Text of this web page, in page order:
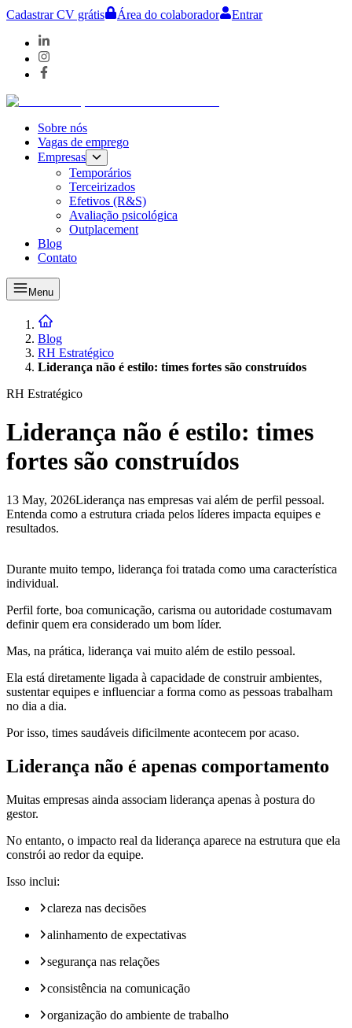
Cadastrar CV grátis Área do colaborador Entrar
Sobre nós
Vagas de emprego
Empresas
Temporários
Terceirizados
Efetivos (R&S)
Avaliação psicológica
Outplacement
Blog
Contato
Menu
Blog
RH Estratégico
Liderança não é estilo: times fortes são construídos
RH Estratégico
Liderança não é estilo: times
fortes são construídos
13 May, 2026Liderança nas empresas vai além de perfil pessoal.
Entenda como a estrutura criada pelos líderes impacta equipes e
resultados.
Durante muito tempo, liderança foi tratada como uma característica
individual.
Perfil forte, boa comunicação, carisma ou autoridade costumavam
definir quem era considerado um bom líder.
Mas, na prática, liderança vai muito além de estilo pessoal.
Ela está diretamente ligada à capacidade de construir ambientes,
sustentar equipes e influenciar a forma como as pessoas trabalham
no dia a dia.
Por isso, times saudáveis dificilmente acontecem por acaso.
Liderança não é apenas comportamento
Muitas empresas ainda associam liderança apenas à postura do
gestor.
No entanto, o impacto real da liderança aparece na estrutura que ela
constrói ao redor da equipe.
Isso inclui:
clareza nas decisões
alinhamento de expectativas
segurança nas relações
consistência na comunicação
organização do ambiente de trabalho